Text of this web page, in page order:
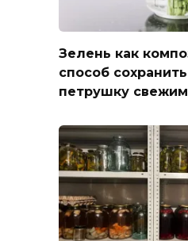
Зелень как
способ
петрушку